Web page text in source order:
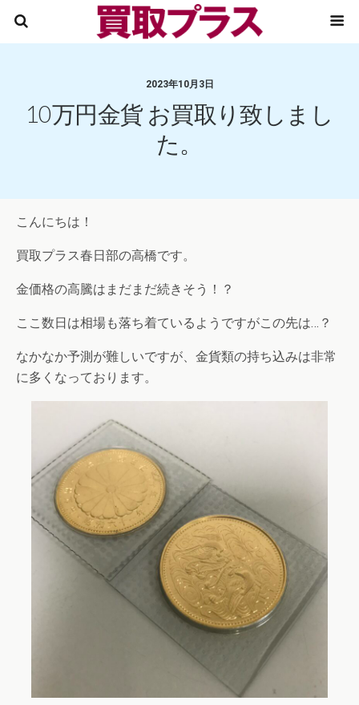
2023年10月3日
10万円金貨 お買取り致しまし
た。
こんにちは！
買取プラス春日部の高橋です。
金価格の高騰はまだまだ続きそう！？
ここ数日は相場も落ち着ているようですがこの先は…？
なかなか予測が難しいですが、金貨類の持ち込みは非常
に多くなっております。